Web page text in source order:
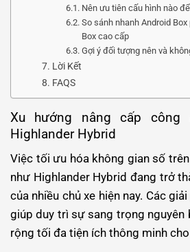
Nên ưu tiên cấu hình nào
So sánh nhanh Android
Box cao cấp
Gợi ý đối tượng nên và
Lời Kết
FAQS
Xu hướng nâng cấp công
Highlander Hybrid
Việc tối ưu hóa không gian số
như Highlander Hybrid đang trở
của nhiều chủ xe hiện nay. Các
giúp duy trì sự sang trọng nguyên
rộng tối đa tiện ích thông minh